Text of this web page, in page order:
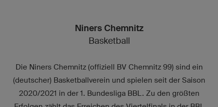
Niners Chemnitz
Basketball
Die Niners Chemnitz (offiziell BV Chemnitz 99) sind ein
(deutscher) Basketballverein und spielen seit der Saison
2020/2021 in der 1. Bundesliga BBL. Zu den größten